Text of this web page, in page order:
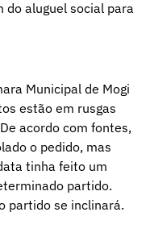
do aluguel social para
Municipal de Mogi
estão em rusgas
acordo com fontes,
o pedido, mas
tinha feito um
partido.
partido se inclinará.